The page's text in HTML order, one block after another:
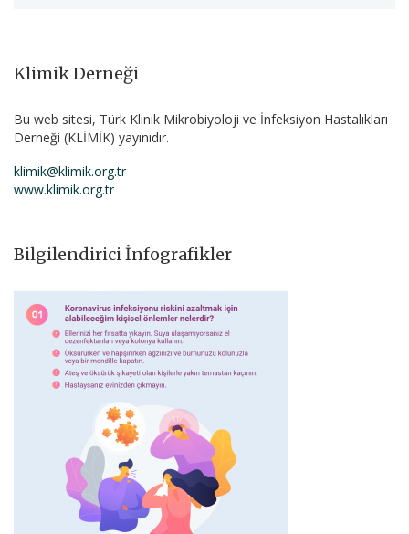
Klimik Derneği
Bu web sitesi, Türk Klinik Mikrobiyoloji ve İnfeksiyon Hastalıkları
Derneği (KLİMİK) yayınıdır.
klimik@klimik.org.tr
www.klimik.org.tr
Bilgilendirici İnfografikler